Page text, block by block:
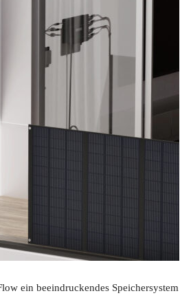
ein beeindruckendes Speichersystem